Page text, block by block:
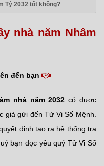
Tý 2032 tốt không?
nhà năm Nhâm
đến bạn
nhà năm 2032 có được
giả gửi đến Tử Vi Số Mệnh.
định tạo ra hệ thống tra
bạn đọc yêu quý Tử Vi Số